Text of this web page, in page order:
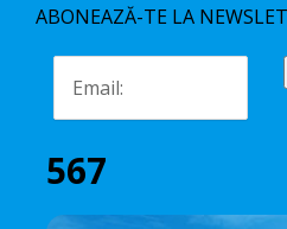
ABONEAZĂ-TE LA
567